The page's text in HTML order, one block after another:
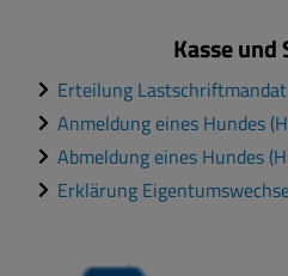
Kasse und
Erteilung Lastschriftmandat
Anmeldung eines Hundes
Abmeldung eines Hundes
Erklärung